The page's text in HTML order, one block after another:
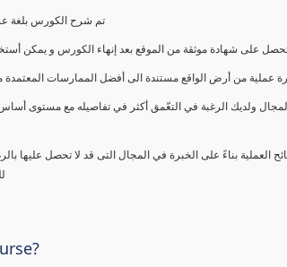
تم شرح الكورس بلغة
على شهادة موثقة من الموقع بعد إنهاء الكورس و يمكن
من أرض الواقع مستندة الى أفضل الممارسات المعتمدة من
ولديك الرغبة في التعّمق أكثر في تفاصيله مع مستوى
العملية بناءً على الخبرة في المجال التى قد لا تحصل عليها